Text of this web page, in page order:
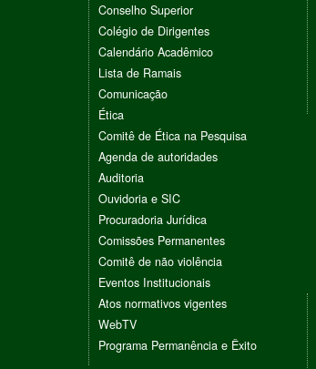
Conselho Superior
Colégio de Dirigentes
Calendário Acadêmico
Lista de Ramais
Comunicação
Ética
Comitê de Ética na Pesquisa
Agenda de autoridades
Auditoria
Ouvidoria e SIC
Procuradoria Jurídica
Comissões Permanentes
Comitê de não violência
Eventos Institucionais
Atos normativos vigentes
WebTV
Programa Permanência e Êxito